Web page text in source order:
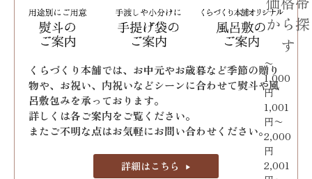
から探
す
〜
1,000
円
1,001
円〜
2,000
円
2,001
くらづくり本舗では、お中元やお歳暮など季節の贈り
物や、お祝い、内祝いなどシーンに合わせて熨斗や風
呂敷包みを承っております｡
詳しくは各ご案内をご覧ください。
またご不明な点はお気軽にお問い合わせください。
詳細はこちら